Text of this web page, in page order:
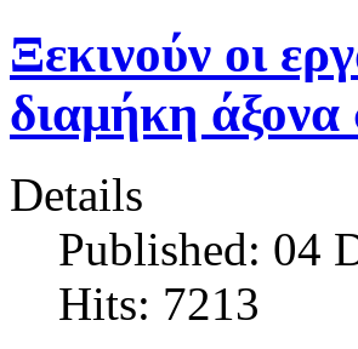
Ξεκινούν οι
διαμήκη
Details
Published: 04
Hits: 7213